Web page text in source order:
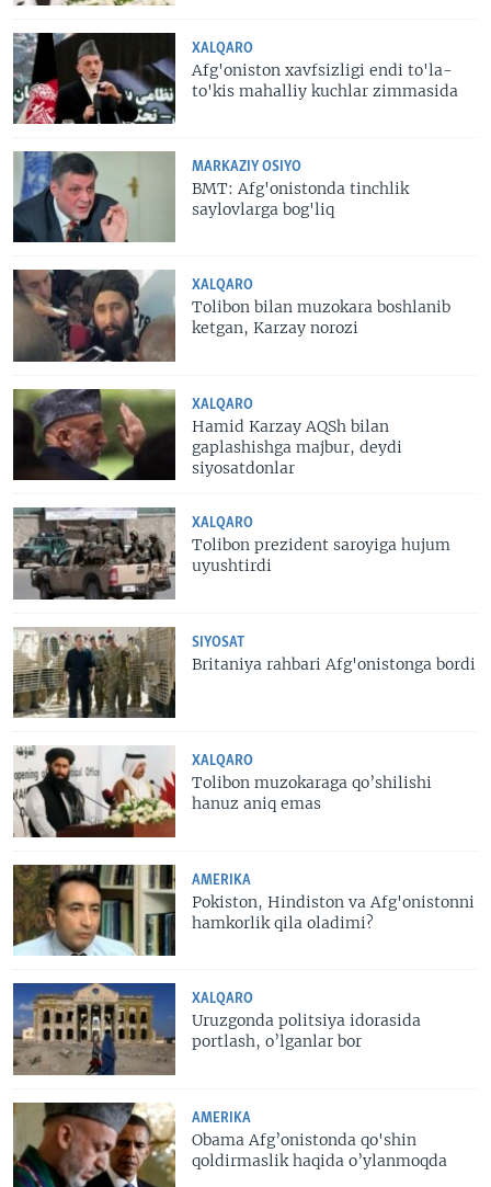
XALQARO
Afg'oniston xavfsizligi endi to'la-
to'kis mahalliy kuchlar zimmasida
MARKAZIY OSIYO
BMT: Afg'onistonda tinchlik
saylovlarga bog'liq
XALQARO
Tolibon bilan muzokara boshlanib
ketgan, Karzay norozi
XALQARO
Hamid Karzay AQSh bilan
gaplashishga majbur, deydi
siyosatdonlar
XALQARO
Tolibon prezident saroyiga hujum
uyushtirdi
SIYOSAT
Britaniya rahbari Afg'onistonga bordi
XALQARO
Tolibon muzokaraga qo’shilishi
hanuz aniq emas
AMERIKA
Pokiston, Hindiston va Afg'onistonni
hamkorlik qila oladimi?
XALQARO
Uruzgonda politsiya idorasida
portlash, o’lganlar bor
AMERIKA
Obama Afg’onistonda qo'shin
qoldirmaslik haqida o’ylanmoqda